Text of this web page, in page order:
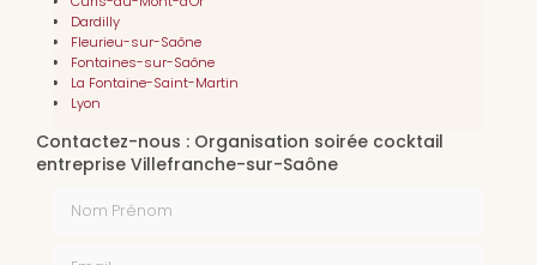
Dardilly
Fleurieu-sur-Saône
Fontaines-sur-Saône
La Fontaine-Saint-Martin
Lyon
Contactez-nous : Organisation soirée cocktail
entreprise Villefranche-sur-Saône